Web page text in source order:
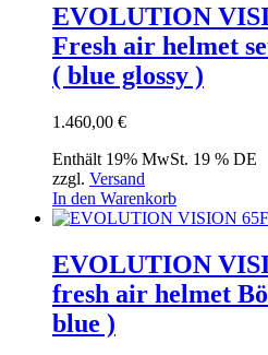
EVOLUTION
Fresh air helmet
( blue glossy )
1.460,00 €
Enthält 19% MwSt. 19 % DE
zzgl. Versand
In den Warenkorb
EVOLUTION
fresh air helmet
blue )